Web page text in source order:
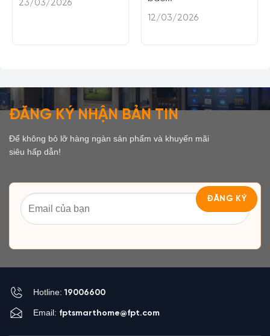
23/03/2026
12/03/2026
ĐĂNG KÝ NHẬN BẢN TIN
Để không bỏ lỡ hàng ngàn sản phẩm và khuyến mãi
siêu hấp dẫn!
Hotline:19006600
Email: fptsmarthome@fpt.com